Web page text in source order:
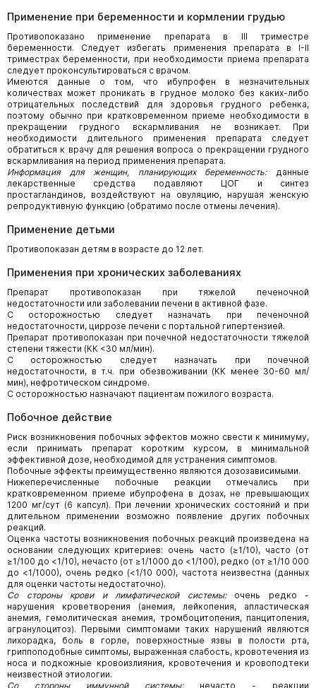
Применение при беременности и кормлении грудью
Противопоказано применение препарата в III триместре
беременности. Следует избегать применения препарата в I-II
триместрах беременности, при необходимости приема препарата
следует проконсультироваться с врачом.
Имеются данные о том, что ибупрофен в незначительных
количествах может проникать в грудное молоко без каких-либо
отрицательных последствий для здоровья грудного ребенка,
поэтому обычно при кратковременном приеме необходимости в
прекращении грудного вскармливания не возникает. При
необходимости длительного применения препарата следует
обратиться к врачу для решения вопроса о прекращении грудного
вскармливания на период применения препарата.
Информация для женщин, планирующих беременность:данные
лекарственные средства подавляют ЦОГ и синтез
простагландинов, воздействуют на овуляцию, нарушая женскую
репродуктивную функцию (обратимо после отмены лечения).
Применение детьми
Противопоказан детям в возрасте до 12 лет.
Применения при хронических заболеваниях
Препарат противопоказан при тяжелой печеночной
недостаточности или заболевании печени в активной фазе.
С осторожностью следует назначать при печеночной
недостаточности, циррозе печени с портальной гипертензией.
Препарат противопоказан при почечной недостаточности тяжелой
степени тяжести (КК <30 мл/мин).
С осторожностью следует назначать при почечной
недостаточности, в т.ч. при обезвоживании (КК менее 30-60 мл/
мин), нефротическом синдроме.
С осторожностью назначают пациентам пожилого возраста.
Побочное действие
Риск возникновения побочных эффектов можно свести к минимуму,
если принимать препарат коротким курсом, в минимальной
эффективной дозе, необходимой для устранения симптомов.
Побочные эффекты преимущественно являются дозозависимыми.
Нижеперечисленные побочные реакции отмечались при
кратковременном приеме ибупрофена в дозах, не превышающих
1200 мг/сут (6 капсул). При лечении хронических состояний и при
длительном применении возможно появление других побочных
реакций.
Оценка частоты возникновения побочных реакций произведена на
основании следующих критериев: очень часто (≥1/10), часто (от
≥1/100 до <1/10), нечасто (от ≥1/1000 до <1/100), редко (от ≥1/10 000
до <1/1000), очень редко (<1/10 000), частота неизвестна (данных
для оценки частоты недостаточно).
Со стороны крови и лимфатической системы: очень редко -
нарушения кроветворения (анемия, лейкопения, апластическая
анемия, гемолитическая анемия, тромбоцитопения, панцитопения,
агранулоцитоз). Первыми симптомами таких нарушений являются
лихорадка, боль в горле, поверхностные язвы в полости рта,
гриппоподобные симптомы, выраженная слабость, кровотечения из
носа и подкожные кровоизлияния, кровотечения и кровоподтеки
неизвестной этиологии.
Со стороны иммунной системы: нечасто - реакции